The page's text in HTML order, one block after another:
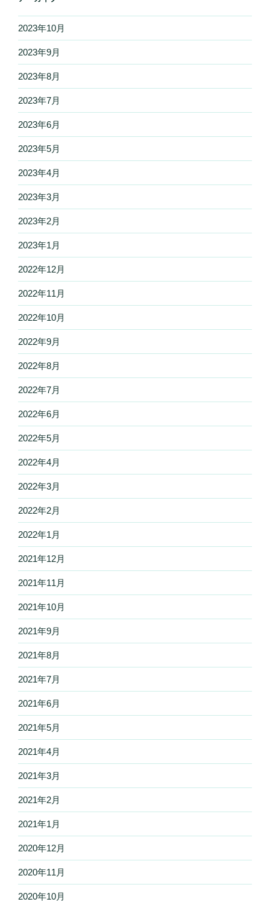
2023年10月
2023年9月
2023年8月
2023年7月
2023年6月
2023年5月
2023年4月
2023年3月
2023年2月
2023年1月
2022年12月
2022年11月
2022年10月
2022年9月
2022年8月
2022年7月
2022年6月
2022年5月
2022年4月
2022年3月
2022年2月
2022年1月
2021年12月
2021年11月
2021年10月
2021年9月
2021年8月
2021年7月
2021年6月
2021年5月
2021年4月
2021年3月
2021年2月
2021年1月
2020年12月
2020年11月
2020年10月